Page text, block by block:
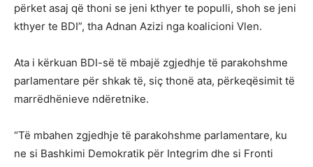
përket asaj që thoni se jeni kthyer te populli, shoh se jeni
kthyer te BDI”, tha Adnan Azizi nga koalicioni Vlen.
Ata i kërkuan BDI-së të mbajë zgjedhje të parakohshme
parlamentare për shkak të, siç thonë ata, përkeqësimit të
marrëdhënieve ndëretnike.
“Të mbahen zgjedhje të parakohshme parlamentare, ku
ne si Bashkimi Demokratik për Integrim dhe si Fronti